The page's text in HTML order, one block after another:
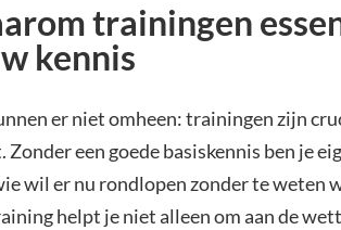
trainingen
kennis
er niet omheen: trainingen zijn
Zonder een goede basiskennis ben je
wil er nu rondlopen zonder te weten
helpt je niet alleen om aan de